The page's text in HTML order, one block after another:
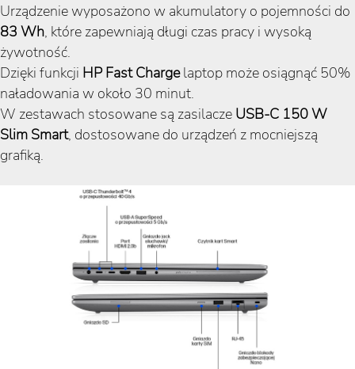
Urządzenie wyposażono w akumulatory o pojemności do
83 Wh, które zapewniają długi czas pracy i wysoką
żywotność.
Dzięki funkcji HP Fast Chargelaptop może osiągnąć 50%
naładowania w około 30 minut.
W zestawach stosowane są zasilacze USB-C 150 W
Slim Smart, dostosowane do urządzeń z mocniejszą
grafiką.